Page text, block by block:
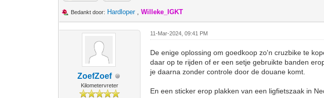
Bedankt door: Hardloper,Willeke_IGKT
ZoefZoef
Kilometervreter
11-Mar-2024, 09:41 PM
De enige oplossing om goedkoop zo'n cruzbike te
daar op te rijden of er een setje gebruikte banden
je daarna zonder controle door de douane komt.
En een sticker erop plakken van een ligfietszaak in